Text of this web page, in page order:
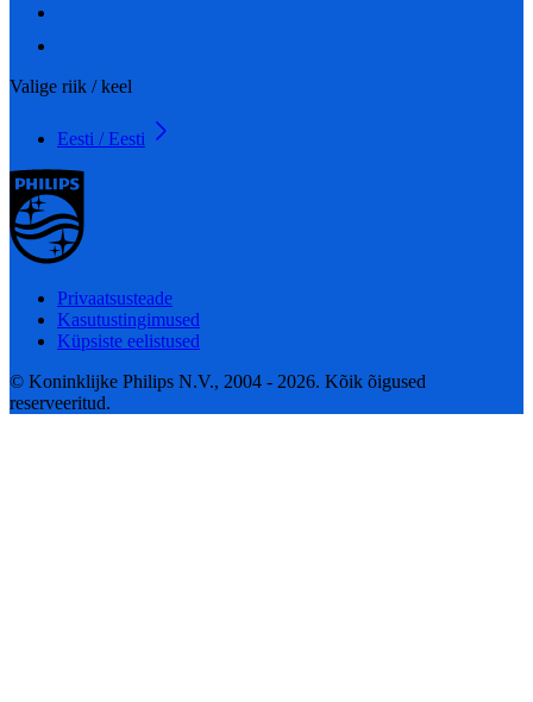
Valige riik / keel
Eesti / Eesti
Privaatsusteade
Kasutustingimused
Küpsiste eelistused
© Koninklijke Philips N.V., 2004 - 2026. Kõik õigused
reserveeritud.